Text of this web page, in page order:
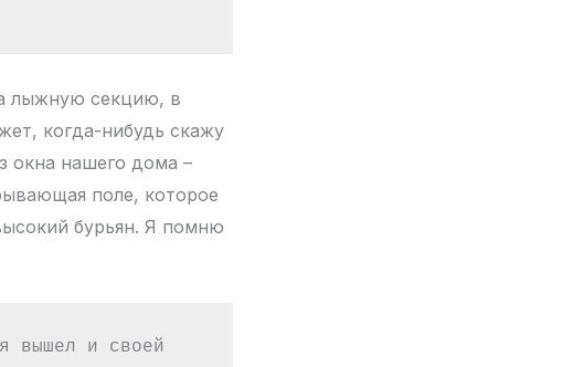
лыжную секцию, в
когда-нибудь скажу
окна нашего дома –
поле, которое
бурьян. Я помню
вышел и своей